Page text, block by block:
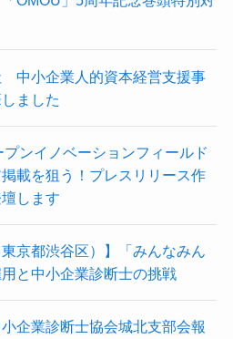
中小企業人的資本経営支援事
ました
ンイノベーションフィールド
載を狙う！プレスリリース作
します
京都渋谷区）】「みんなみん
と中小企業診断士の挑戦
企業診断士協会城北支部会報